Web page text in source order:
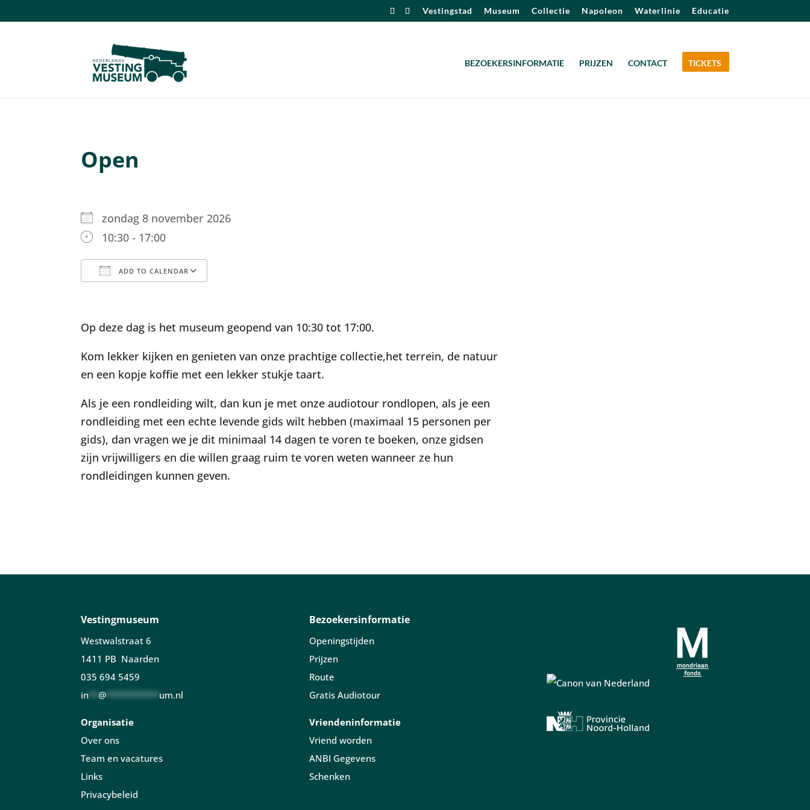
Vestingstad Museum Collectie Napoleon Waterlinie Educatie
BEZOEKERSINFORMATIE PRIJZEN CONTACT TICKETS
Open
zondag 8 november 2026
10:30 - 17:00
ADD TO CALENDAR
Op deze dag is het museum geopend van 10:30 tot 17:00.
Kom lekker kijken en genieten van onze prachtige collectie,het terrein, de natuur
en een kopje koffie met een lekker stukje taart.
Als je een rondleiding wilt, dan kun je met onze audiotour rondlopen, als je een
rondleiding met een echte levende gids wilt hebben (maximaal 15 personen per
gids), dan vragen we je dit minimaal 14 dagen te voren te boeken, onze gidsen
zijn vrijwilligers en die willen graag ruim te voren weten wanneer ze hun
rondleidingen kunnen geven.
Vestingmuseum
Westwalstraat 6
1411 PB Naarden
035 694 5459
in **@ *********** um.nl
Organisatie
Over ons
Team en vacatures
Links
Privacybeleid
Bezoekersinformatie
Openingstijden
Prijzen
Route
Gratis Audiotour
Vriendeninformatie
Vriend worden
ANBI Gegevens
Schenken